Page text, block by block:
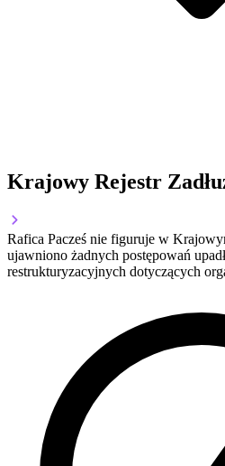
Krajowy Rejestr
Rafica Pacześ nie figuruje w
ujawniono żadnych postępowań
restrukturyzacyjnych dotyczących